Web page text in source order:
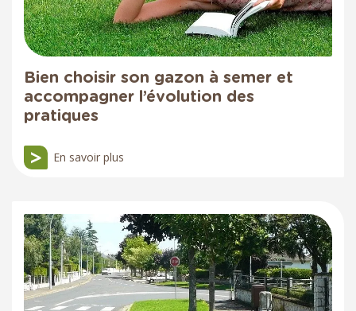
Bien choisir son gazon à semer et
accompagner l’évolution des
pratiques
En savoir plus